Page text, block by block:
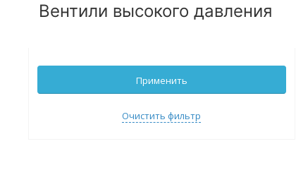
Вентили высокого давления
Применить
Очистить фильтр